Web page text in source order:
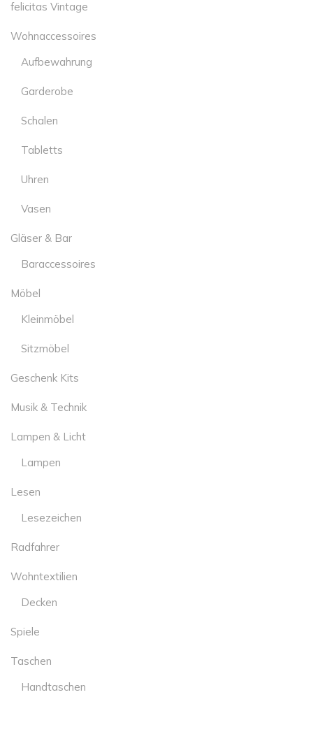
felicitas Vintage
Wohnaccessoires
Aufbewahrung
Garderobe
Schalen
Tabletts
Uhren
Vasen
Gläser & Bar
Baraccessoires
Möbel
Kleinmöbel
Sitzmöbel
Geschenk Kits
Musik & Technik
Lampen & Licht
Lampen
Lesen
Lesezeichen
Radfahrer
Wohntextilien
Decken
Spiele
Taschen
Handtaschen